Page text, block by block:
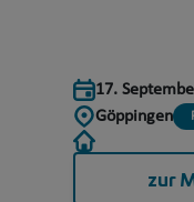
17.
Göppingen
zur